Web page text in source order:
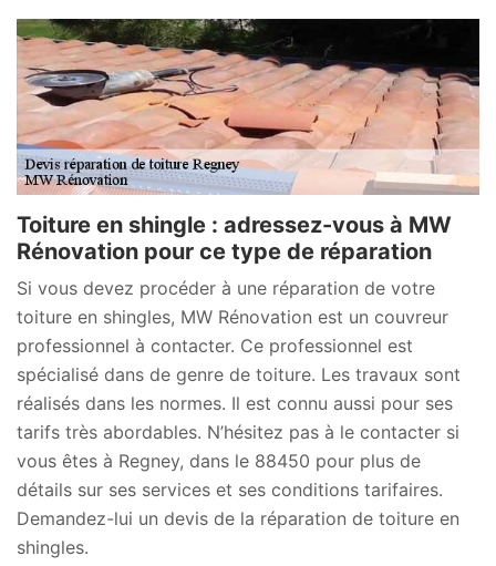
Toiture en shingle : adressez-vous à MW
Rénovation pour ce type de réparation
Si vous devez procéder à une réparation de votre
toiture en shingles, MW Rénovation est un couvreur
professionnel à contacter. Ce professionnel est
spécialisé dans de genre de toiture. Les travaux sont
réalisés dans les normes. Il est connu aussi pour ses
tarifs très abordables. N’hésitez pas à le contacter si
vous êtes à Regney, dans le 88450 pour plus de
détails sur ses services et ses conditions tarifaires.
Demandez-lui un devis de la réparation de toiture en
shingles.